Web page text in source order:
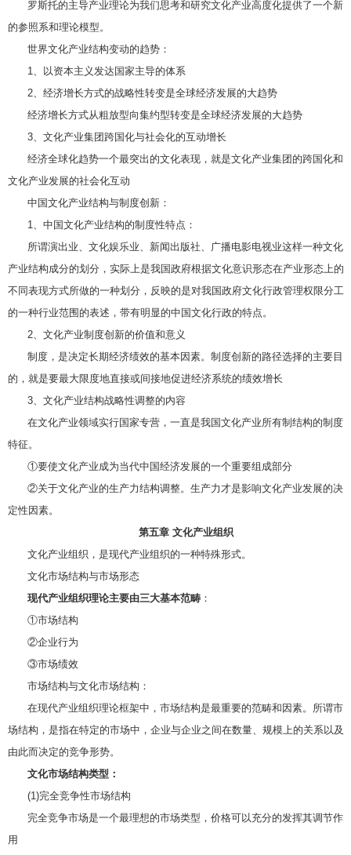
罗斯托的主导产业理论为我们思考和研究文化产业高度化提供了一个新
的参照系和理论模型。
世界文化产业结构变动的趋势：
1、以资本主义发达国家主导的体系
2、经济增长方式的战略性转变是全球经济发展的大趋势
经济增长方式从粗放型向集约型转变是全球经济发展的大趋势
3、文化产业集团跨国化与社会化的互动增长
经济全球化趋势一个最突出的文化表现，就是文化产业集团的跨国化和
文化产业发展的社会化互动
中国文化产业结构与制度创新：
1、中国文化产业结构的制度性特点：
所谓演出业、文化娱乐业、新闻出版社、广播电影电视业这样一种文化
产业结构成分的划分，实际上是我国政府根据文化意识形态在产业形态上的
不同表现方式所做的一种划分，反映的是对我国政府文化行政管理权限分工
的一种行业范围的表述，带有明显的中国文化行政的特点。
2、文化产业制度创新的价值和意义
制度，是决定长期经济绩效的基本因素。制度创新的路径选择的主要目
的，就是要最大限度地直接或间接地促进经济系统的绩效增长
3、文化产业结构战略性调整的内容
在文化产业领域实行国家专营，一直是我国文化产业所有制结构的制度
特征。
①要使文化产业成为当代中国经济发展的一个重要组成部分
②关于文化产业的生产力结构调整。生产力才是影响文化产业发展的决
定性因素。
第五章 文化产业组织
文化产业组织，是现代产业组织的一种特殊形式。
文化市场结构与市场形态
现代产业组织理论主要由三大基本范畴 ：
①市场结构
②企业行为
③市场绩效
市场结构与文化市场结构：
在现代产业组织理论框架中，市场结构是最重要的范畴和因素。所谓市
场结构，是指在特定的市场中，企业与企业之间在数量、规模上的关系以及
由此而决定的竞争形势。
文化市场结构类型：
(1)完全竞争性市场结构
完全竞争市场是一个最理想的市场类型，价格可以充分的发挥其调节作
用